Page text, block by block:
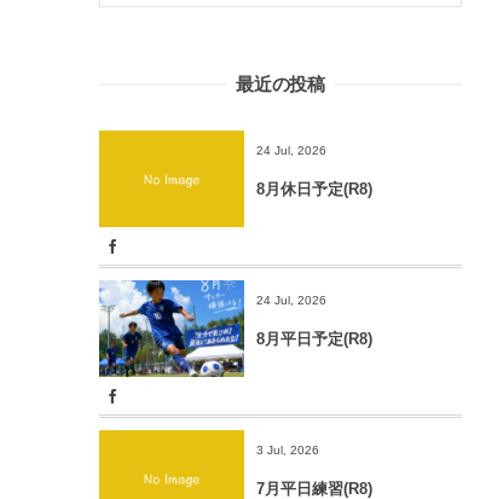
最近の投稿
24 Jul, 2026
8月休日予定(R8)
24 Jul, 2026
8月平日予定(R8)
3 Jul, 2026
7月平日練習(R8)